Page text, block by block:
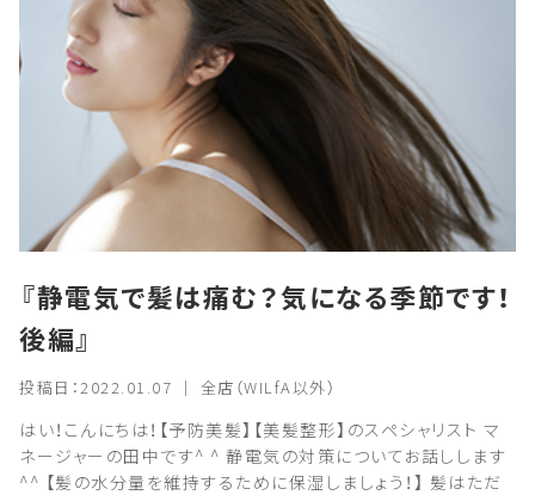
『静電気で髪は痛む？気になる季節です！
後編』
投稿日：2022.01.07 ｜ 全店（WILfA以外）
はい！こんにちは！【予防美髪】【美髪整形】のスペシャリスト マ
ネージャーの田中です^ ^ 静電気の対策についてお話しします
^^ 【髪の水分量を維持するために保湿しましょう！】 髪はただ